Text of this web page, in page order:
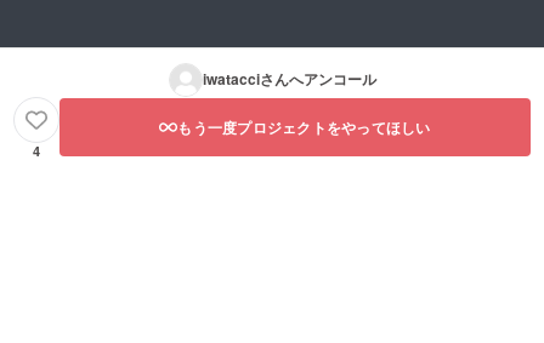
iwatacciさんへアンコール
4
もう一度プロジェクトをやってほしい